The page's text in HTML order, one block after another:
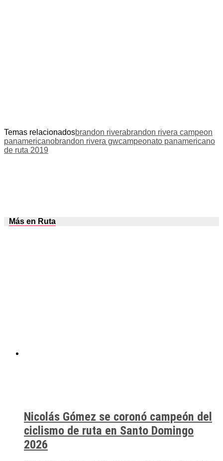
Temas relacionadosbrandon riverabrandon rivera campeon
panamericanobrandon rivera gwcampeonato panamericano
de ruta 2019
Más en Ruta
Nicolás Gómez se coronó campeón del
ciclismo de ruta en Santo Domingo
2026